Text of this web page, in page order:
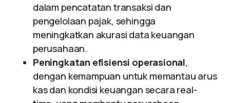
dalam pencatatan transaksi dan
pengelolaan pajak, sehingga
meningkatkan akurasi data keuangan
perusahaan.
Peningkatan efisiensi operasional,
dengan kemampuan untuk memantau arus
kas dan kondisi keuangan secara real-